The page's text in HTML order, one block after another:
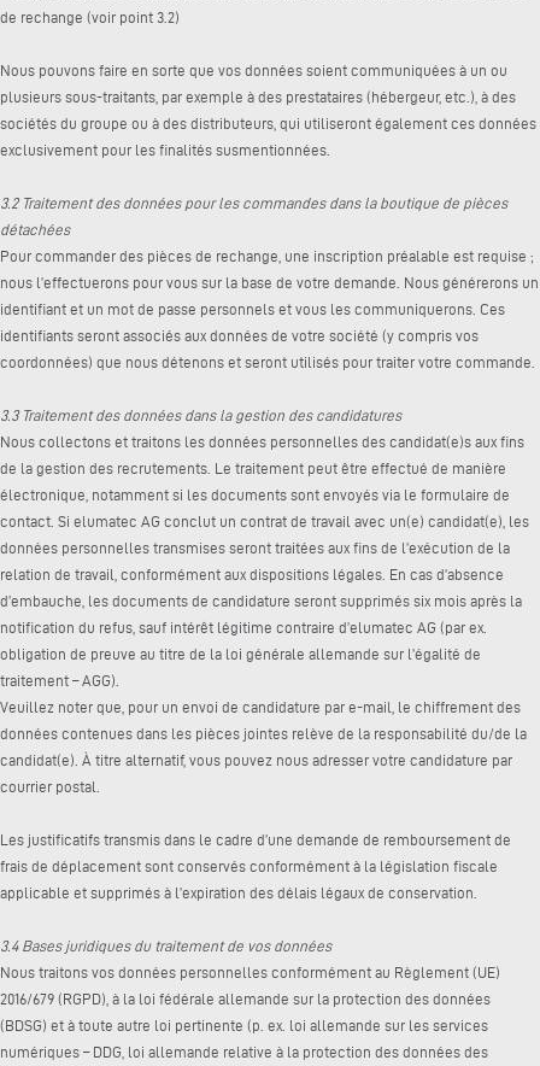
de rechange (voir point 3.2)
Nous pouvons faire en sorte que vos données soient communiquées à un ou
plusieurs sous-traitants, par exemple à des prestataires (hébergeur, etc.), à des
sociétés du groupe ou à des distributeurs, qui utiliseront également ces données
exclusivement pour les finalités susmentionnées.
3.2 Traitement des données pour les commandes dans la boutique de pièces
détachées
Pour commander des pièces de rechange, une inscription préalable est requise ;
nous l’effectuerons pour vous sur la base de votre demande. Nous générerons un
identifiant et un mot de passe personnels et vous les communiquerons. Ces
identifiants seront associés aux données de votre société (y compris vos
coordonnées) que nous détenons et seront utilisés pour traiter votre commande.
3.3 Traitement des données dans la gestion des candidatures
Nous collectons et traitons les données personnelles des candidat(e)s aux fins
de la gestion des recrutements. Le traitement peut être effectué de manière
électronique, notamment si les documents sont envoyés via le formulaire de
contact. Si elumatec AG conclut un contrat de travail avec un(e) candidat(e), les
données personnelles transmises seront traitées aux fins de l’exécution de la
relation de travail, conformément aux dispositions légales. En cas d’absence
d’embauche, les documents de candidature seront supprimés six mois après la
notification du refus, sauf intérêt légitime contraire d’elumatec AG (par ex.
obligation de preuve au titre de la loi générale allemande sur l’égalité de
traitement – AGG).
Veuillez noter que, pour un envoi de candidature par e-mail, le chiffrement des
données contenues dans les pièces jointes relève de la responsabilité du/de la
candidat(e). À titre alternatif, vous pouvez nous adresser votre candidature par
courrier postal.
Les justificatifs transmis dans le cadre d’une demande de remboursement de
frais de déplacement sont conservés conformément à la législation fiscale
applicable et supprimés à l’expiration des délais légaux de conservation.
3.4 Bases juridiques du traitement de vos données
Nous traitons vos données personnelles conformément au Règlement (UE)
2016/679 (RGPD), à la loi fédérale allemande sur la protection des données
(BDSG) et à toute autre loi pertinente (p. ex. loi allemande sur les services
numériques – DDG, loi allemande relative à la protection des données des